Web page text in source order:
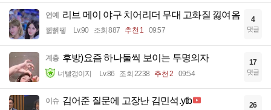
연예 리브 메이 야구 치어리더 무대 고화질 낋여옴
꿻뻵뗗 Lv.90 조회 887 추천 1 09:57
4
댓글
계층 후방)요즘 하나둘씩 보이는 투명의자
너빨갱이지 Lv.86 조회 2238 추천 2 09:54
17
댓글
이슈 김어준 질문에 고장난 김민석.ytb 26